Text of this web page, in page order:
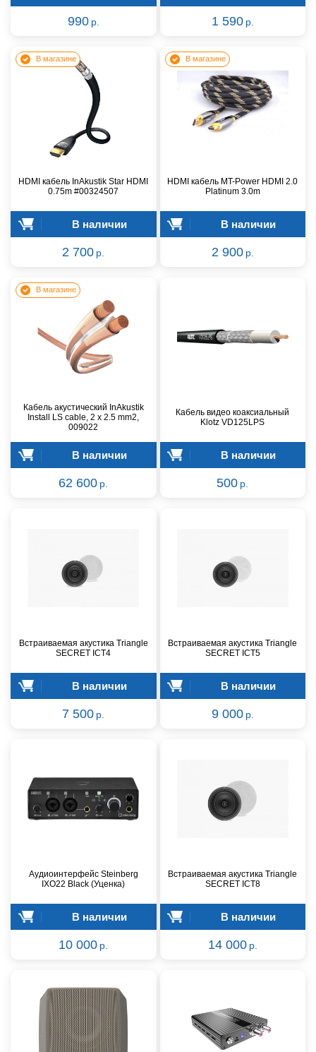
990 р. 1 590 р.
В магазине
HDMI кабель InAkustik Star HDMI
0.75m #00324507
В наличии
2 700 р.
В магазине
HDMI кабель MT-Power HDMI 2.0
Platinum 3.0m
В наличии
2 900 р.
В магазине
Кабель акустический InAkustik
Install LS cable, 2 x 2.5 mm2,
009022
В наличии
62 600 р.
Кабель видео коаксиальный
Klotz VD125LPS
В наличии
500 р.
Встраиваемая акустика Triangle
SECRET ICT4
В наличии
7 500 р.
Встраиваемая акустика Triangle
SECRET ICT5
В наличии
9 000 р.
Аудиоинтерфейс Steinberg
IXO22 Black (Уценка)
В наличии
10 000 р.
Встраиваемая акустика Triangle
SECRET ICT8
В наличии
14 000 р.